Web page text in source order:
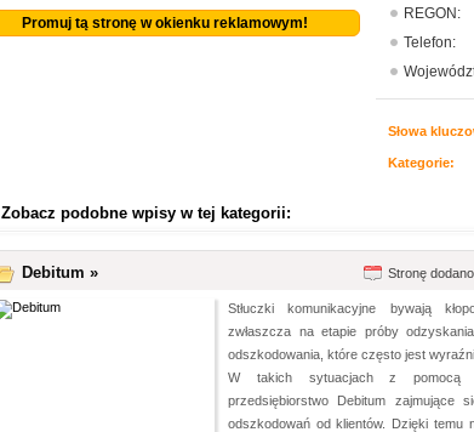
Promuj tą stronę w okienku reklamowym!
REGON:
Telefon:
Słowa
Kategorie:
Zobacz podobne wpisy w tej kategorii:
Debitum » Stronę
Stłuczki komunikacyjne bywają
zwłaszcza na etapie próby
odszkodowania, które często jest
W takich sytuacjach z pomocą
przedsiębiorstwo Debitum zajmujące
odszkodowań od klientów. Dzięki temu